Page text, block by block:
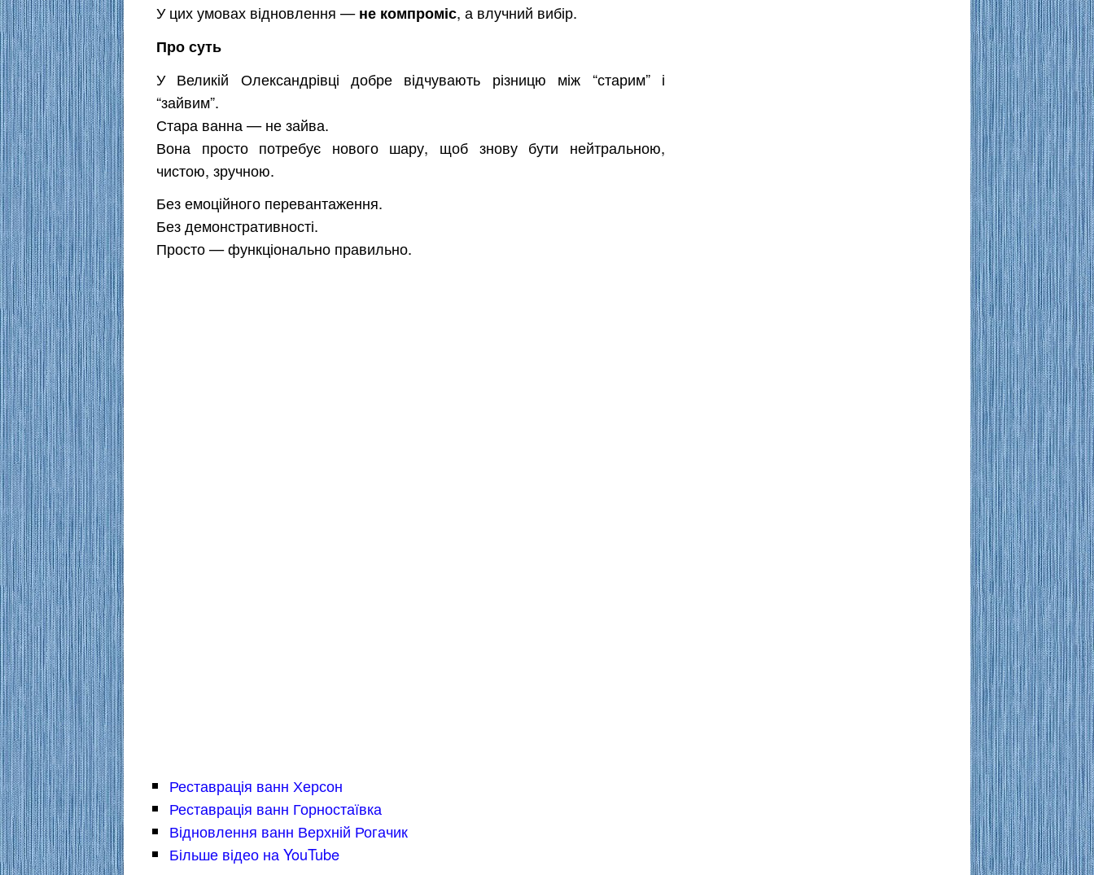
У цих умовах відновлення —не компроміс, а влучний вибір.
Про суть
У Великій Олександрівці добре відчувають різницю між “старим” і
“зайвим”.
Стара ванна — не зайва.
Вона просто потребує нового шару, щоб знову бути нейтральною,
чистою, зручною.
Без емоційного перевантаження.
Без демонстративності.
Просто — функціонально правильно.
Реставрація ванн Херсон
Реставрація ванн Горностаївка
Відновлення ванн Верхній Рогачик
Більше відео на YouTube